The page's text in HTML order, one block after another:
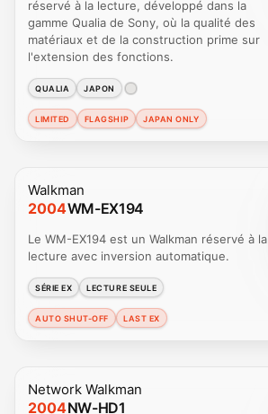
réservé à la lecture, développé dans la
gamme Qualia de Sony, où la qualité des
matériaux et de la construction prime sur
l'extension des fonctions.
QUALIA JAPON
LIMITED FLAGSHIP JAPAN ONLY
Walkman
2004WM-EX194
Le WM-EX194 est un Walkman réservé à la
lecture avec inversion automatique.
SÉRIE EX LECTURE SEULE
AUTO SHUT-OFF LAST EX
Network Walkman
2004NW-HD1